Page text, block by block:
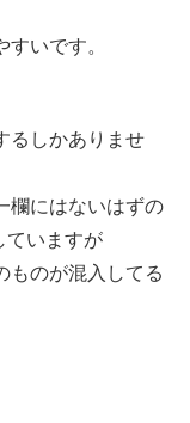
いです。
るしかありませ
欄にはないはずの
ていますが
ものが混入してる